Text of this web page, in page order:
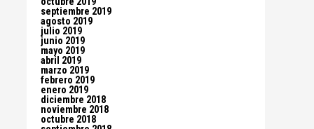
septiembre 2019
agosto 2019
julio 2019
junio 2019
mayo 2019
abril 2019
marzo 2019
febrero 2019
enero 2019
diciembre 2018
noviembre 2018
octubre 2018